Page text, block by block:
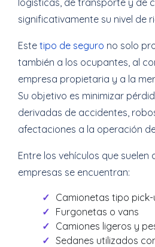
significativamente su nivel de
Este tipo de seguro no solo
también a los ocupantes, al
empresa propietaria y a la
Su objetivo es minimizar
derivadas de accidentes,
afectaciones a la operación
Entre los vehículos que suelen
empresas se encuentran:
Camionetas tipo pick-
Furgonetas o vans
Camiones ligeros y
Sedanes utilizados